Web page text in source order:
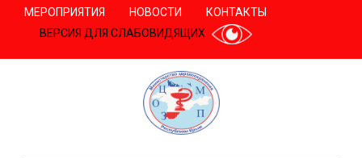
МЕРОПРИЯТИЯ НОВОСТИ
КОНТАКТЫ
ВЕРСИЯ ДЛЯ СЛАБОВИДЯЩИХ